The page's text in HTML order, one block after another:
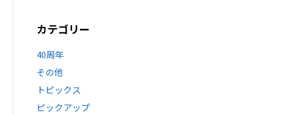
カテゴリー
40周年
その他
トピックス
ピックアップ